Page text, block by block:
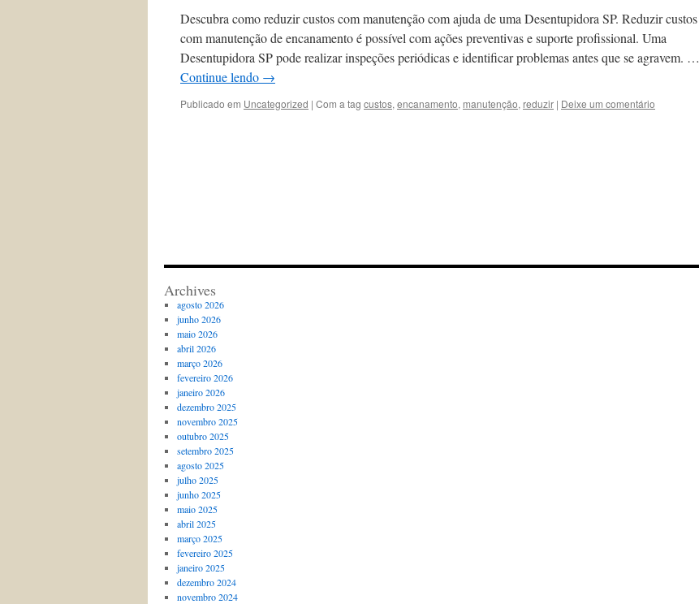
Descubra como reduzir custos com manutenção com ajuda de uma Desentupidora SP. Reduzir custos
com manutenção de encanamento é possível com ações preventivas e suporte profissional. Uma
Desentupidora SP pode realizar inspeções periódicas e identificar problemas antes que se agravem. …
Continue lendo →
Publicado em Uncategorized | Com a tag custos, encanamento, manutenção, reduzir | Deixe um comentário
Archives
agosto 2026
junho 2026
maio 2026
abril 2026
março 2026
fevereiro 2026
janeiro 2026
dezembro 2025
novembro 2025
outubro 2025
setembro 2025
agosto 2025
julho 2025
junho 2025
maio 2025
abril 2025
março 2025
fevereiro 2025
janeiro 2025
dezembro 2024
novembro 2024